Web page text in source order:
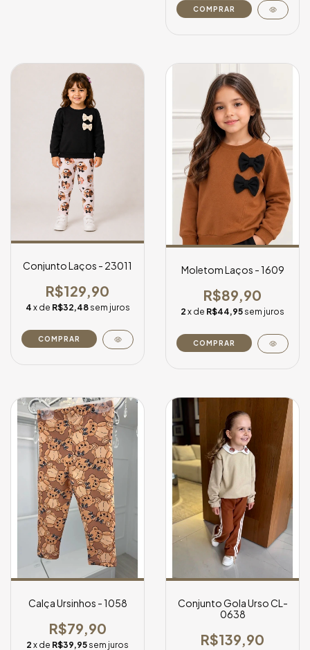
COMPRAR
Conjunto Laços - 23011
R$129,90
4 x de R$32,48 sem juros
COMPRAR
Moletom Laços - 1609
R$89,90
2 x de R$44,95 sem juros
COMPRAR
Calça Ursinhos - 1058
R$79,90
2 x de R$39,95 sem juros
Conjunto Gola Urso CL-
0638
R$139,90